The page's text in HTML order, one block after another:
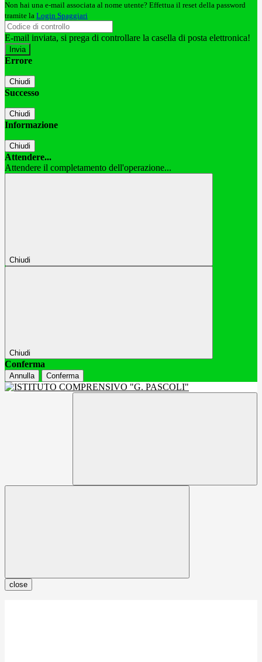
Non hai una e-mail associata al nome utente? Effettua il reset della password
tramite la Login Spaggiari
E-mail inviata, si prega di controllare la casella di posta elettronica!
Errore
Chiudi
Successo
Chiudi
Informazione
Chiudi
Attendere...
Attendere il completamento dell'operazione...
Chiudi
Chiudi
Conferma
Annulla Conferma
close